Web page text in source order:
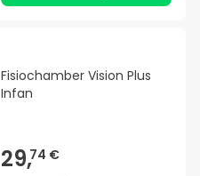
Fisiochamber Vision Plus
Infan
29,74 €